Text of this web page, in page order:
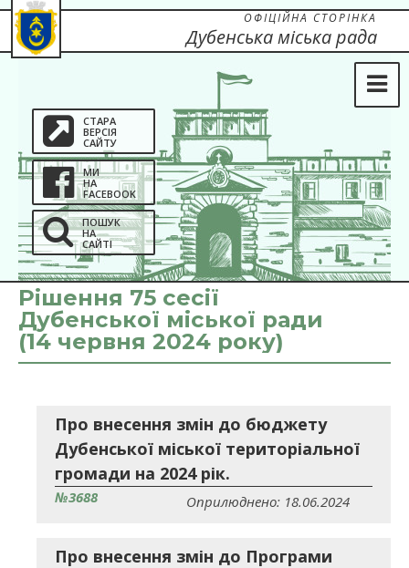
СТАРА
ВЕРСІЯ
САЙТУ
МИ
НА
FACEBOOK
ПОШУК
НА
САЙТІ
ОФІЦІЙНА СТОРІНКА
Дубенська міська рада
Рішення 75 сесії
Дубенської міської ради
(14 червня 2024 року)
Про внесення змін до бюджету
Дубенської міської територіальної
громади на 2024 рік.
№3688 Оприлюднено: 18.06.2024
Про внесення змін до Програми